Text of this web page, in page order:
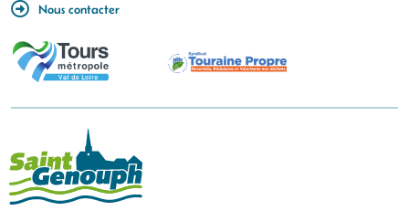
Nous contacter